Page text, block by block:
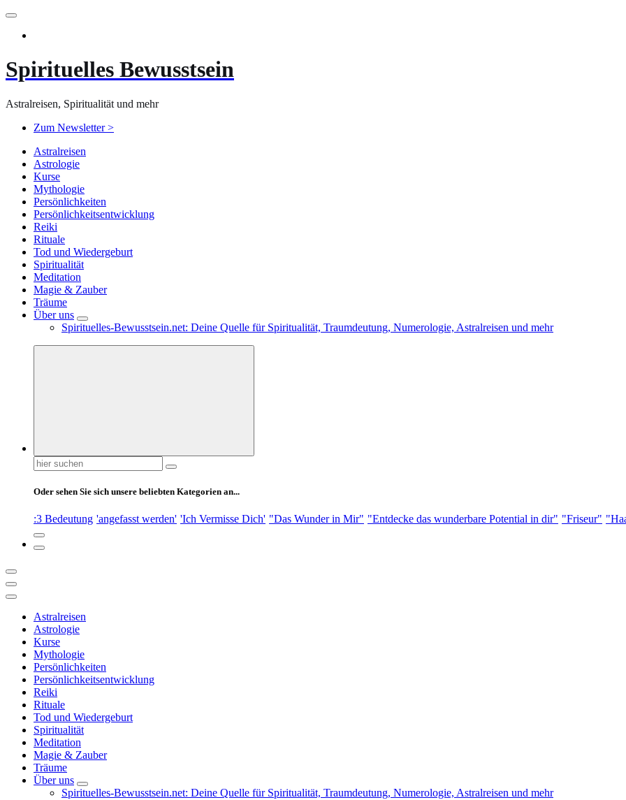
Zum
springen
Spirituelles Bewusstsein
Astralreisen, Spiritualität und mehr
Zum Newsletter >
Astralreisen
Astrologie
Kurse
Mythologie
Persönlichkeiten
Persönlichkeitsentwicklung
Reiki
Rituale
Tod und Wiedergeburt
Spiritualität
Meditation
Magie & Zauber
Träume
Über uns
Spirituelles-Bewusstsein.net: Deine Quelle für Spiritualität, Traumdeutung, Numerologie, Astralreisen und mehr
Suchen
nach:
Oder sehen Sie sich unsere beliebten Kategorien an...
:3 Bedeutung 'angefasst werden' 'Ich Vermisse Dich' "Das Wunder in Mir" "Entdecke das wunderbare Potential in dir" "Friseur"
Astralreisen
Astrologie
Kurse
Mythologie
Persönlichkeiten
Persönlichkeitsentwicklung
Reiki
Rituale
Tod und Wiedergeburt
Spiritualität
Meditation
Magie & Zauber
Träume
Über uns
Spirituelles-Bewusstsein.net: Deine Quelle für Spiritualität, Traumdeutung, Numerologie, Astralreisen und mehr